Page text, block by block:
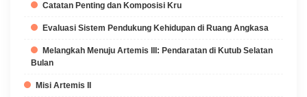
Catatan Penting dan Komposisi Kru
Evaluasi Sistem Pendukung Kehidupan di Ruang Angkasa
Melangkah Menuju Artemis III: Pendaratan di Kutub Selatan
Bulan
Misi Artemis II